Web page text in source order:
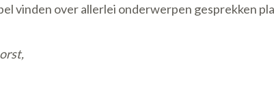
vinden over allerlei onderwerpen gesprekken